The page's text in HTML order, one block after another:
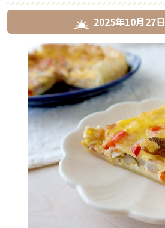
2025年10月27日